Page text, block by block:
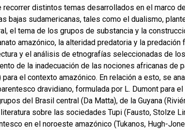
recorrer distintos temas desarrollados en el marco
bajas sudamericanas, tales como el dualismo,
el tema de los grupos de substancia y la
amazónico, la alteridad predatoria y la
y el análisis de etnografías seleccionadas de
de la inadecuación de las nociones africanas de
el contexto amazónico. En relación a esto, se
dravidiano, formulada por L. Dumont para
del Brasil central (Da Matta), de la Guyana
sobre las sociedades Tupi (Fausto, Stolze
en el noroeste amazónico (Tukanos, Hugh-